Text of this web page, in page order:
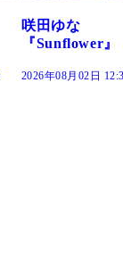
藤水咲桜『花
だまり』
2026年08月02日